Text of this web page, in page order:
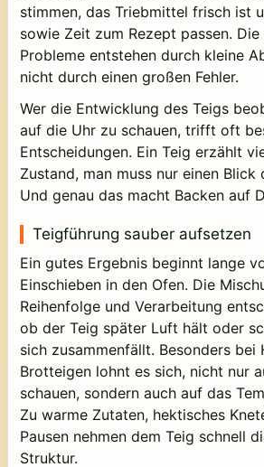
stimmen, das Triebmittel frisch ist
sowie Zeit zum Rezept passen. Die
Probleme entstehen durch kleine
nicht durch einen großen Fehler.
Wer die Entwicklung des Teigs
auf die Uhr zu schauen, trifft oft
Entscheidungen. Ein Teig erzählt
Zustand, man muss nur einen
Und genau das macht Backen auf
Teigführung sauber aufsetzen
Ein gutes Ergebnis beginnt lange
Einschieben in den Ofen. Die
Reihenfolge und Verarbeitung
ob der Teig später Luft hält oder
sich zusammenfällt. Besonders bei
Brotteigen lohnt es sich, nicht nur
schauen, sondern auch auf das
Zu warme Zutaten, hektisches
Pausen nehmen dem Teig schnell
Struktur.